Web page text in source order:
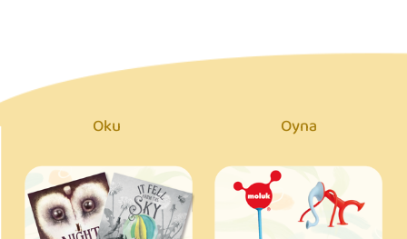
Oku Oyna